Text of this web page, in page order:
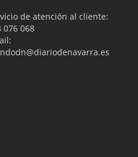
de atención al cliente:
076 068